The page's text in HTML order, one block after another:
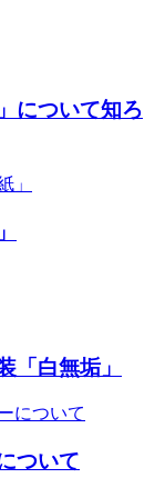
について知ろ
「白無垢」
ついて